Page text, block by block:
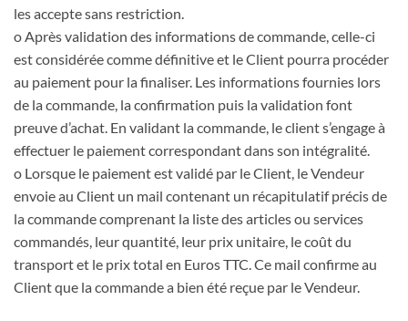
les accepte sans restriction.
o Après validation des informations de commande, celle-ci
est considérée comme définitive et le Client pourra procéder
au paiement pour la finaliser. Les informations fournies lors
de la commande, la confirmation puis la validation font
preuve d’achat. En validant la commande, le client s’engage à
effectuer le paiement correspondant dans son intégralité.
o Lorsque le paiement est validé par le Client, le Vendeur
envoie au Client un mail contenant un récapitulatif précis de
la commande comprenant la liste des articles ou services
commandés, leur quantité, leur prix unitaire, le coût du
transport et le prix total en Euros TTC. Ce mail confirme au
Client que la commande a bien été reçue par le Vendeur.